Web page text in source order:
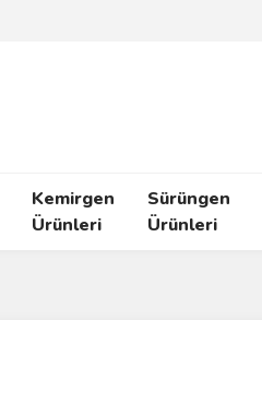
Kemirgen
Ürünleri
Sürüngen
Ürünleri